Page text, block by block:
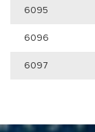
6095
6096
6097